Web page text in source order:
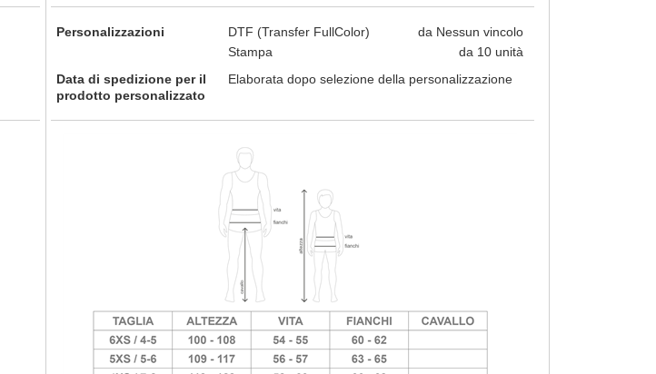
Personalizzazioni DTF (Transfer FullColor)
da Nessun vincolo
Stampa
da 10 unità
Data di spedizione per il
prodotto personalizzato
Elaborata dopo selezione della personalizzazione